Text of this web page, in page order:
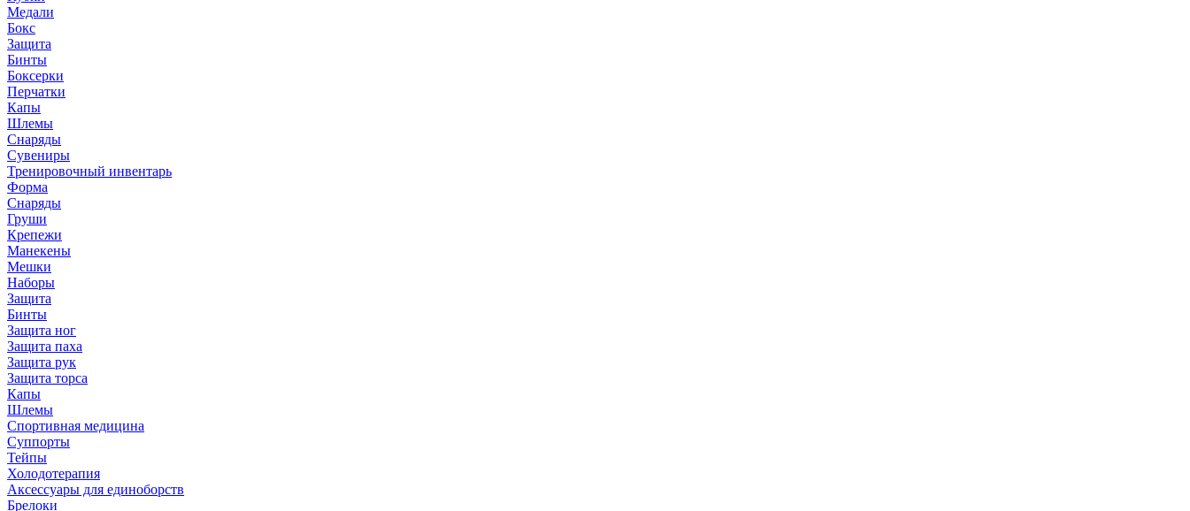
Медали
Бокс
Защита
Бинты
Боксерки
Перчатки
Капы
Шлемы
Снаряды
Сувениры
Тренировочный инвентарь
Форма
Снаряды
Груши
Крепежи
Манекены
Мешки
Наборы
Защита
Бинты
Защита ног
Защита паха
Защита рук
Защита торса
Капы
Шлемы
Спортивная медицина
Суппорты
Тейпы
Холодотерапия
Аксессуары для единоборств
Брелоки